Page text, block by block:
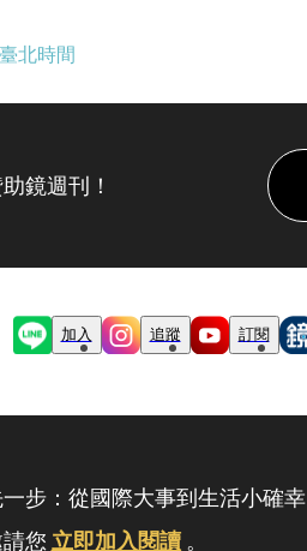
北時間
鏡週刊！
加入 追蹤 訂閱
步：從國際大事到生活小確
您 立即加入閱讀 。